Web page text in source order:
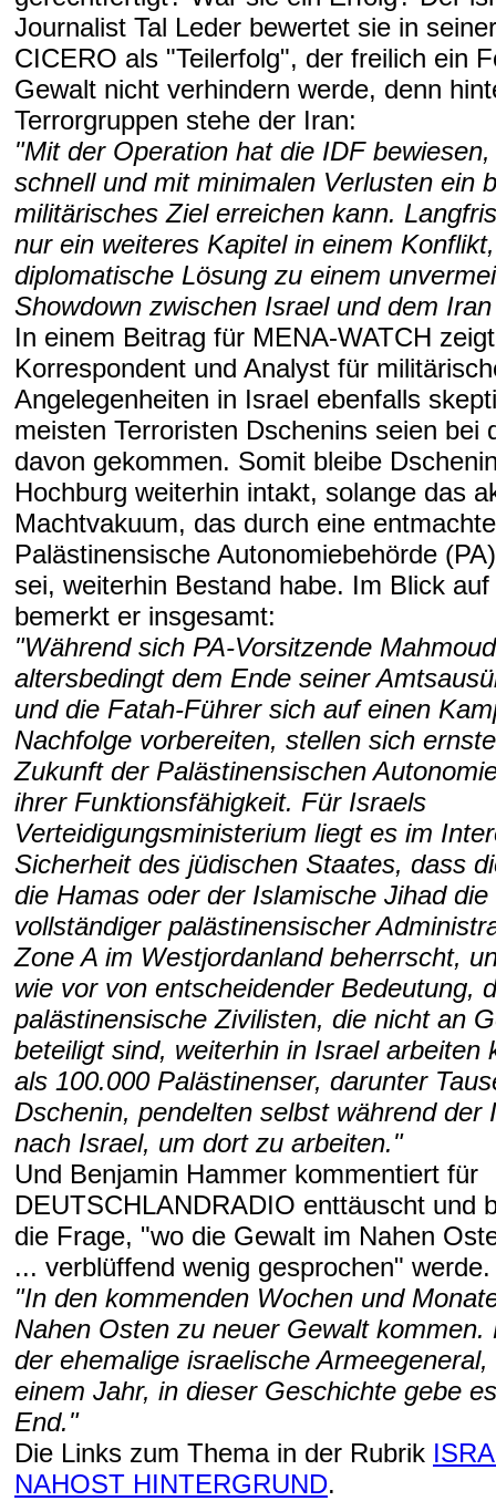
Journalist Tal Leder bewertet sie in
CICERO als "Teilerfolg", der freilich ein
Gewalt nicht verhindern werde, denn
Terrorgruppen stehe der Iran:
"Mit der Operation hat die IDF
schnell und mit minimalen Verlusten ein
militärisches Ziel erreichen kann.
nur ein weiteres Kapitel in einem
diplomatische Lösung zu einem
Showdown zwischen Israel und dem
In einem Beitrag für MENA-WATCH
Korrespondent und Analyst für
Angelegenheiten in Israel ebenfalls
meisten Terroristen Dschenins seien bei
davon gekommen. Somit bleibe
Hochburg weiterhin intakt, solange das
Machtvakuum, das durch eine
Palästinensische Autonomiebehörde
sei, weiterhin Bestand habe. Im Blick auf
bemerkt er insgesamt:
"Während sich PA-Vorsitzende
altersbedingt dem Ende seiner
und die Fatah-Führer sich auf einen
Nachfolge vorbereiten, stellen sich
Zukunft der Palästinensischen
ihrer Funktionsfähigkeit. Für Israels
Verteidigungsministerium liegt es im
Sicherheit des jüdischen Staates, dass
die Hamas oder der Islamische Jihad die
vollständiger palästinensischer
Zone A im Westjordanland beherrscht,
wie vor von entscheidender Bedeutung,
palästinensische Zivilisten, die nicht an
beteiligt sind, weiterhin in Israel arbeiten
als 100.000 Palästinenser, darunter
Dschenin, pendelten selbst während der
nach Israel, um dort zu arbeiten."
Und Benjamin Hammer kommentiert für
DEUTSCHLANDRADIO enttäuscht und
die Frage, "wo die Gewalt im Nahen
... verblüffend wenig gesprochen"
"In den kommenden Wochen und
Nahen Osten zu neuer Gewalt kommen.
der ehemalige israelische
einem Jahr, in dieser Geschichte gebe
End."
Die Links zum Thema in der Rubrik
NAHOST HINTERGRUND.